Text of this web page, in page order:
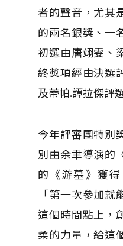
者的聲音，尤其
的兩名銀獎、一
初選由唐翊雯、
終獎項經由決選
及蒂帕.譚拉傑評
今年評審團特別
別由余聿導演的
的《游墓》獲
「第一次參加
這個時間點上，
柔的力量，給這